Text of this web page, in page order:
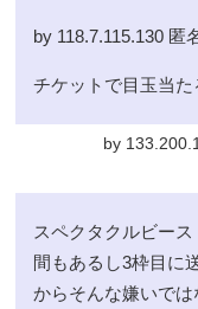
by 118.7.115.130 匿
チケットで目玉当
by
スペクタクルビー
間もあるし3枠目に
からそんな嫌いでは